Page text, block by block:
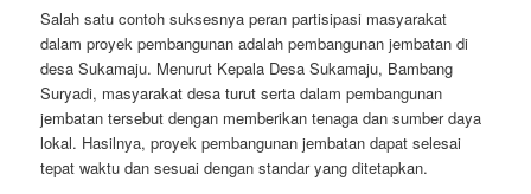
Salah satu contoh suksesnya peran partisipasi masyarakat
dalam proyek pembangunan adalah pembangunan jembatan di
desa Sukamaju. Menurut Kepala Desa Sukamaju, Bambang
Suryadi, masyarakat desa turut serta dalam pembangunan
jembatan tersebut dengan memberikan tenaga dan sumber daya
lokal. Hasilnya, proyek pembangunan jembatan dapat selesai
tepat waktu dan sesuai dengan standar yang ditetapkan.